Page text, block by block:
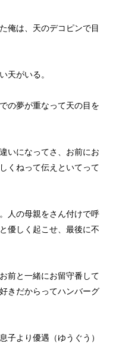
俺は、天のデコピンで目
天がいる。
の夢が重なって天の目を
いになってさ、お前にお
くねって伝えといてって
人の母親をさん付けで呼
優しく起こせ、最後に不
前と一緒にお留守番して
きだからってハンバーグ
子より優遇（ゆうぐう）